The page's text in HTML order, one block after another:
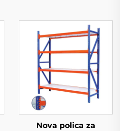
Nova polica za